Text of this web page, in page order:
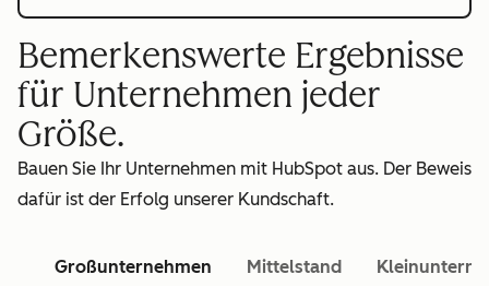
Bemerkenswerte Ergebnisse
für Unternehmen jeder
Größe.
Bauen Sie Ihr Unternehmen mit HubSpot aus. Der Beweis
dafür ist der Erfolg unserer Kundschaft.
Großunternehmen Mittelstand